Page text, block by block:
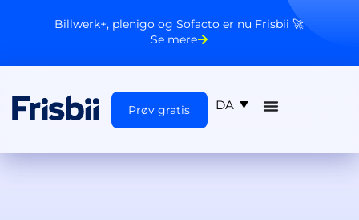
Billwerk+, plenigo og Sofacto er nu Frisbii 🚀
Se mere
Prøv gratis DA